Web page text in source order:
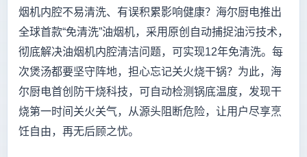
烟机内腔不易清洗、有误积累影响健康？海尔厨电推出
全球首款“免清洗”油烟机，采用原创自动捕捉油污技术，
彻底解决油烟机内腔清洁问题，可实现12年免清洗。每
次煲汤都要坚守阵地，担心忘记关火烧干锅？为此，海
尔厨电首创防干烧科技，可自动检测锅底温度，发现干
烧第一时间关火关气，从源头阻断危险，让用户尽享烹
饪自由，再无后顾之忧。